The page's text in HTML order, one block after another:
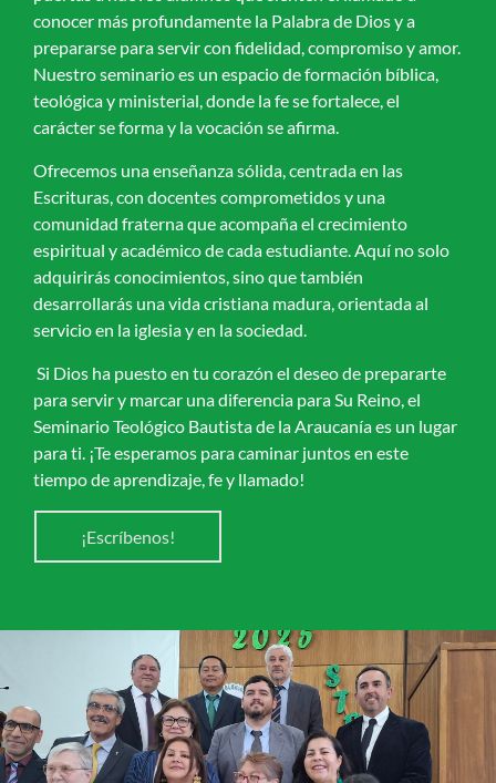
conocer más profundamente la Palabra de Dios y a
prepararse para servir con fidelidad, compromiso y amor.
Nuestro seminario es un espacio de formación bíblica,
teológica y ministerial, donde la fe se fortalece, el
carácter se forma y la vocación se afirma.
Ofrecemos una enseñanza sólida, centrada en las
Escrituras, con docentes comprometidos y una
comunidad fraterna que acompaña el crecimiento
espiritual y académico de cada estudiante. Aquí no solo
adquirirás conocimientos, sino que también
desarrollarás una vida cristiana madura, orientada al
servicio en la iglesia y en la sociedad.
Si Dios ha puesto en tu corazón el deseo de prepararte
para servir y marcar una diferencia para Su Reino, el
Seminario Teológico Bautista de la Araucanía es un lugar
para ti. ¡Te esperamos para caminar juntos en este
tiempo de aprendizaje, fe y llamado!
¡Escríbenos!